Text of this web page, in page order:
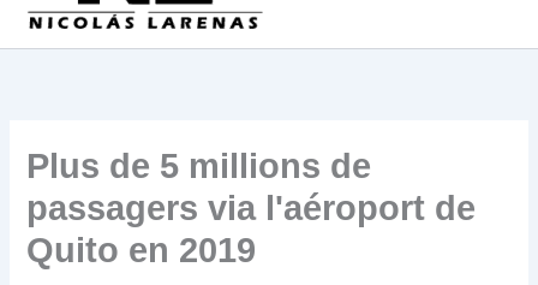
Plus de 5 millions de
passagers via l'aéroport de
Quito en 2019